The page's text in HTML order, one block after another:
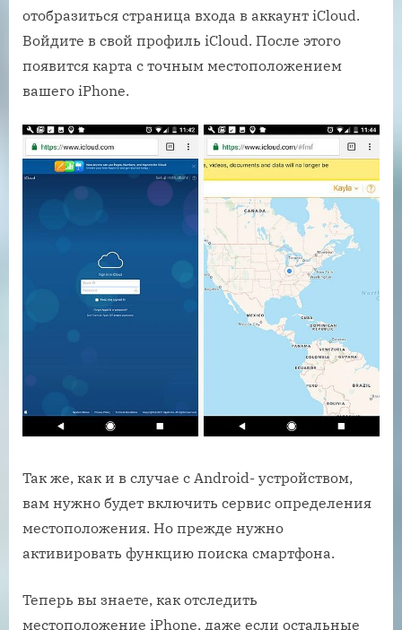
отобразиться страница входа в аккаунт iCloud.
Войдите в свой профиль iCloud. После этого
появится карта с точным местоположением
вашего iPhone.
Так же, как и в случае с Android- устройством,
вам нужно будет включить сервис определения
местоположения. Но прежде нужно
активировать функцию поиска смартфона.
Теперь вы знаете, как отследить
местоположение iPhone, даже если остальные